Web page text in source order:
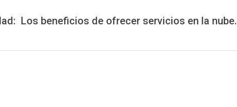
Los beneficios de ofrecer servicios en la nube.